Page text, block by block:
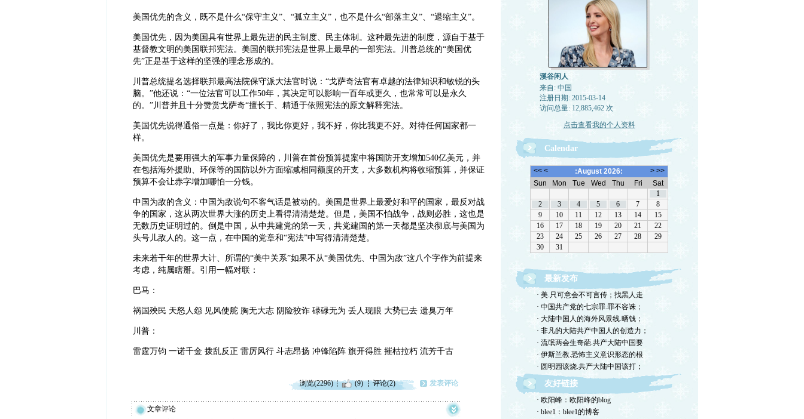
美国优先的含义，既不是什么“保守主义”、“孤立主义”，也不是什么“部落主义”、“退缩主义”。
美国优先，因为美国具有世界上最先进的民主制度、民主体制。这种最先进的制度，源自于基于
基督教文明的美国联邦宪法。美国的联邦宪法是世界上最早的一部宪法。川普总统的“美国优
先”正是基于这样的坚强的理念形成的。
川普总统提名选择联邦最高法院保守派大法官时说：“戈萨奇法官有卓越的法律知识和敏锐的头
脑。”他还说：“一位法官可以工作50年，其决定可以影响一百年或更久，也常常可以是永久
的。”川普并且十分赞赏戈萨奇“擅长于、精通于依照宪法的原文解释宪法。
美国优先说得通俗一点是：你好了，我比你更好，我不好，你比我更不好。对待任何国家都一
样。
美国优先是要用强大的军事力量保障的，川普在首份预算提案中将国防开支增加540亿美元，并
在包括海外援助、环保等的国防以外方面缩减相同额度的开支，大多数机构将收缩预算，并保证
预算不会让赤字增加哪怕一分钱。
中国为敌的含义：中国为敌说句不客气话是被动的。美国是世界上最爱好和平的国家，最反对战
争的国家，这从两次世界大涨的历史上看得清清楚楚。但是，美国不怕战争，战则必胜，这也是
无数历史证明过的。倒是中国，从中共建党的第一天，共党建国的第一天都是坚决彻底与美国为
头号儿敌人的。这一点，在中国的党章和“宪法”中写得清清楚楚。
未来若干年的世界大计、所谓的“美中关系”如果不从“美国优先、中国为敌”这八个字作为前提来
考虑，纯属瞎掰。引用一幅对联：
巴马：
祸国殃民 天怒人怨 见风使舵 胸无大志 阴险狡诈 碌碌无为 丢人现眼 大势已去 遗臭万年
川普：
雷霆万钧 一诺千金 拨乱反正 雷厉风行 斗志昂扬 冲锋陷阵 旗开得胜 摧枯拉朽 流芳千古
浏览(2296) (9) 评论(2) 发表评论
文章评论
溪谷闲人
来自: 中国
注册日期: 2015-03-14
访问总量: 12,885,462 次
点击查看我的个人资料
Calendar
最新发布
· 美.只可意会不可言传；找黑人走
· 中国共产党的七宗罪.罪不容诛；
· 大陆中国人的海外风景线.晒钱；
· 非凡的大陆共产中国人的创造力；
· 流氓两会生奇葩.共产大陆中国要
· 伊斯兰教.恐怖主义意识形态的根
· 圆明园该烧.共产大陆中国该打；
友好链接
· 欧阳峰：欧阳峰的blog
· blee1：blee1的博客